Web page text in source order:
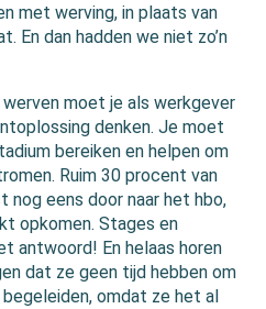
met werving, in plaats van
En dan hadden we niet zo’n
moet je als werkgever
denken. Je moet
bereiken en helpen om
Ruim 30 procent van
nog eens door naar het hbo,
opkomen. Stages en
antwoord! En helaas horen
dat ze geen tijd hebben om
omdat ze het al